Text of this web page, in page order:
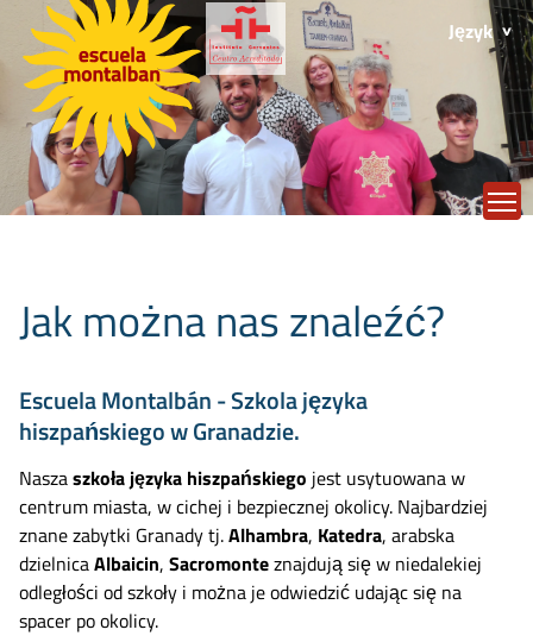
Język
Jak można nas znaleźć?
Escuela Montalbán - Szkola języka
hiszpańskiego w Granadzie.
Naszaszkoła języka hiszpańskiego jest usytuowana w
centrum miasta, w cichej i bezpiecznej okolicy. Najbardziej
znane zabytki Granady tj.Alhambra, Katedra, arabska
dzielnicaAlbaicin, Sacromonteznajdują się w niedalekiej
odległości od szkoły i można je odwiedzić udając się na
spacer po okolicy.